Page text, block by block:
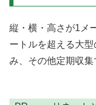
縦・横・高さが1メ
ートルを超える大
み、その他定期収集